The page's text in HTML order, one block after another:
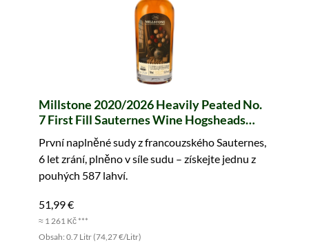
Millstone 2020/2026 Heavily Peated No.
7 First Fill Sauternes Wine Hogsheads
#200169 & 200170 Dutch Tulip Collection
První naplněné sudy z francouzského Sauternes,
6 let zrání, plněno v síle sudu – získejte jednu z
pouhých 587 lahví.
51,99 €
≈ 1 261 Kč ***
Obsah: 0.7 Litr (74,27 €/Litr)